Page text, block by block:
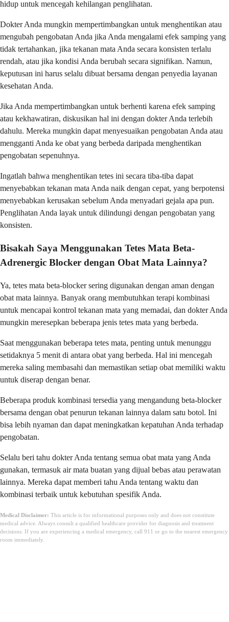
hidup untuk mencegah kehilangan penglihatan.
Dokter Anda mungkin mempertimbangkan untuk menghentikan atau
mengubah pengobatan Anda jika Anda mengalami efek samping yang
tidak tertahankan, jika tekanan mata Anda secara konsisten terlalu
rendah, atau jika kondisi Anda berubah secara signifikan. Namun,
keputusan ini harus selalu dibuat bersama dengan penyedia layanan
kesehatan Anda.
Jika Anda mempertimbangkan untuk berhenti karena efek samping
atau kekhawatiran, diskusikan hal ini dengan dokter Anda terlebih
dahulu. Mereka mungkin dapat menyesuaikan pengobatan Anda atau
mengganti Anda ke obat yang berbeda daripada menghentikan
pengobatan sepenuhnya.
Ingatlah bahwa menghentikan tetes ini secara tiba-tiba dapat
menyebabkan tekanan mata Anda naik dengan cepat, yang berpotensi
menyebabkan kerusakan sebelum Anda menyadari gejala apa pun.
Penglihatan Anda layak untuk dilindungi dengan pengobatan yang
konsisten.
Bisakah Saya Menggunakan Tetes Mata Beta-
Adrenergic Blocker dengan Obat Mata Lainnya?
Ya, tetes mata beta-blocker sering digunakan dengan aman dengan
obat mata lainnya. Banyak orang membutuhkan terapi kombinasi
untuk mencapai kontrol tekanan mata yang memadai, dan dokter Anda
mungkin meresepkan beberapa jenis tetes mata yang berbeda.
Saat menggunakan beberapa tetes mata, penting untuk menunggu
setidaknya 5 menit di antara obat yang berbeda. Hal ini mencegah
mereka saling membasahi dan memastikan setiap obat memiliki waktu
untuk diserap dengan benar.
Beberapa produk kombinasi tersedia yang mengandung beta-blocker
bersama dengan obat penurun tekanan lainnya dalam satu botol. Ini
bisa lebih nyaman dan dapat meningkatkan kepatuhan Anda terhadap
pengobatan.
Selalu beri tahu dokter Anda tentang semua obat mata yang Anda
gunakan, termasuk air mata buatan yang dijual bebas atau perawatan
lainnya. Mereka dapat memberi tahu Anda tentang waktu dan
kombinasi terbaik untuk kebutuhan spesifik Anda.
Medical Disclaimer: This article is for informational purposes only and does not constitute
medical advice. Always consult a qualified healthcare provider for diagnosis and treatment
decisions. If you are experiencing a medical emergency, call 911 or go to the nearest emergency
room immediately.